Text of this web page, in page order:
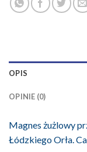
OPIS
OPINIE (0)
Magnes żużlowy
Łódzkiego Orła.